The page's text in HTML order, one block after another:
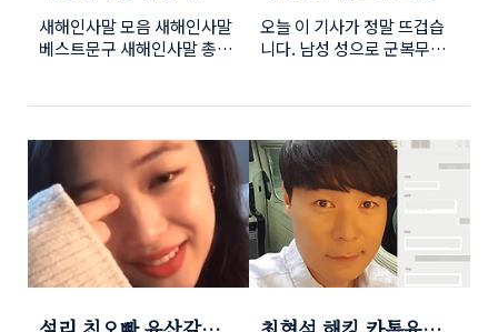
유행하고 있고 CDC(질병통
제예방센터)는 앞으로 몇주간
더 유행할 것으로 예상하고
의 경우 합병증으로 인한 입
다. 독감은 일반 심한 감기수
준이 아니라 감기를 일으키는
원인인 인플루엔자 바이러스
일때만 독감이라고 하는데요.
38~39도 이상 고영과 두..
며 유럽에서도 첫 확진자입니
다. ● 우한폐렴 신종코로나
바이러스 확산이유 이처럼 전
'보균기간이 길어서 증상이
조사결과가 나왔는데요. 중국
우한발 코로나바이러스에 감
염된 환자들중 일부에서 증상
이 전혀없는 상태여서 검역에
어려움을 겪고 있다고 합니
다. 때문에 공항..
톡튀는 문자 카톡 Best
문구!!!
새해인사말 모음 새해인사말
베스트문구 새해인사말 총정
해 인사를 하지만 음력 1월1
일인 설날에 가장많은 새해
인사를 나누기도 합니다. 친
한사이 새해인사말 몇가지가
말의 어감때문에 기분나쁘게
보실분들 계실지도 모르겠지
만.. 그냥 재미로 봐주셨으면
좋겠습니다. 실제 친한 사이
끼리 많이 쓰이는 인사말이니
즐겨주세요~^^ ● 새해인사
변희수하사 기자회견
입장 밝혀!!
오늘 이 기사가 정말 뜨겁습
니다. 남성 성으로 군복무중
기자회견을 통해 심경을 밝힌
군인이 화제입니다. 군부대는
성전환수술 사실에 강제전역
을 시켰다고 합니다. 이에 전
역결정은 불합리하다고 판단
되어 법적인 공방도 예고하고
있습니다. 변희수하사는 전역
심사위에 참석하여 계속해서
복무를 하겠다고 강하게 호소
하였으나 심사위원들의 '심신